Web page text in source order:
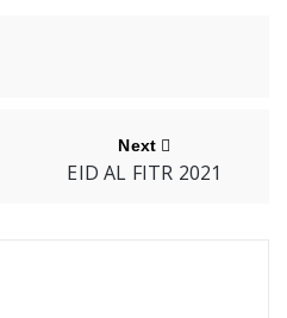
Next
EID AL FITR 2021